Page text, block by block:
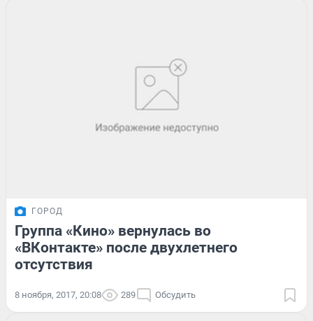
ГОРОД
Группа «Кино» вернулась во
«ВКонтакте» после двухлетнего
отсутствия
8 ноября, 2017, 20:08 289 Обсудить